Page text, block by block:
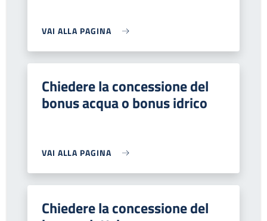
VAI ALLA PAGINA
Chiedere la concessione del
bonus acqua o bonus idrico
VAI ALLA PAGINA
Chiedere la concessione del